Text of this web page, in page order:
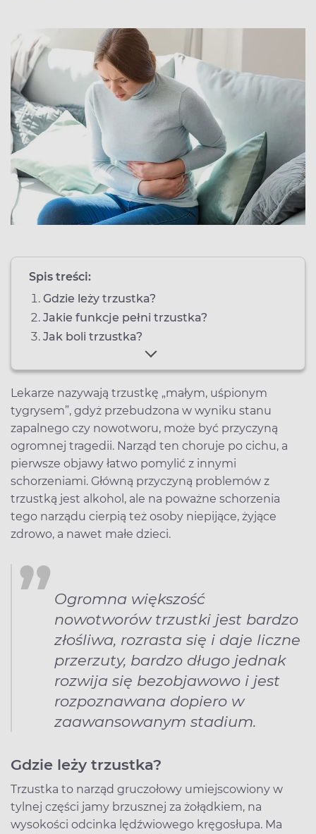
Spis treści:
Gdzie leży trzustka?
Jakie funkcje pełni trzustka?
Jak boli trzustka?
Lekarze nazywają trzustkę „małym, uśpionym
tygrysem”, gdyż przebudzona w wyniku stanu
zapalnego czy nowotworu, może być przyczyną
ogromnej tragedii. Narząd ten choruje po cichu, a
pierwsze objawy łatwo pomylić z innymi
schorzeniami. Główną przyczyną problemów z
trzustką jest alkohol, ale na poważne schorzenia
tego narządu cierpią też osoby niepijące, żyjące
zdrowo, a nawet małe dzieci.
Ogromna większość
nowotworów trzustki jest bardzo
złośliwa, rozrasta się i daje liczne
przerzuty, bardzo długo jednak
rozwija się bezobjawowo i jest
rozpoznawana dopiero w
zaawansowanym stadium.
Gdzie leży trzustka?
Trzustka to narząd gruczołowy umiejscowiony w
tylnej części jamy brzusznej za żołądkiem, na
wysokości odcinka lędźwiowego kręgosłupa. Ma